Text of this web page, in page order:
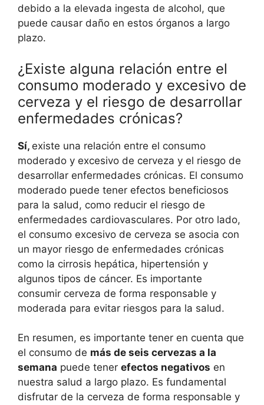
debido a la elevada ingesta de alcohol, que
puede causar daño en estos órganos a largo
plazo.
¿Existe alguna relación entre el
consumo moderado y excesivo de
cerveza y el riesgo de desarrollar
enfermedades crónicas?
Sí, existe una relación entre el consumo
moderado y excesivo de cerveza y el riesgo de
desarrollar enfermedades crónicas. El consumo
moderado puede tener efectos beneficiosos
para la salud, como reducir el riesgo de
enfermedades cardiovasculares. Por otro lado,
el consumo excesivo de cerveza se asocia con
un mayor riesgo de enfermedades crónicas
como la cirrosis hepática, hipertensión y
algunos tipos de cáncer. Es importante
consumir cerveza de forma responsable y
moderada para evitar riesgos para la salud.
En resumen, es importante tener en cuenta que
el consumo de más de seis cervezas a la
semana puede tener efectos negativos en
nuestra salud a largo plazo. Es fundamental
disfrutar de la cerveza de forma responsable y